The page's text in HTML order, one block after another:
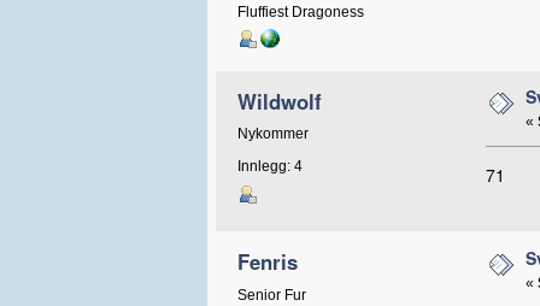
Fluffiest Dragoness
Wildwolf
Nykommer
Innlegg: 4
«
71
Fenris
Senior Fur
«